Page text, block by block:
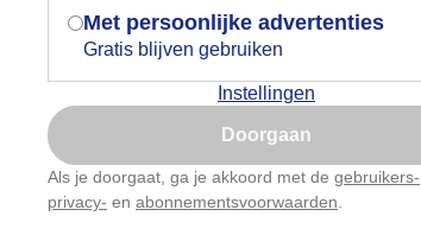
Met persoonlijke advertenties
Gratis blijven gebruiken
Instellingen
Doorgaan
Als je doorgaat, ga je akkoord met de gebruikers-
privacy- en abonnementsvoorwaarden
je browser waarin deze
gevraagd wordt.
Is goed, toon de popup
Nu niet, misschien later
Gebruik je Safari en wil je niet elke dag deze